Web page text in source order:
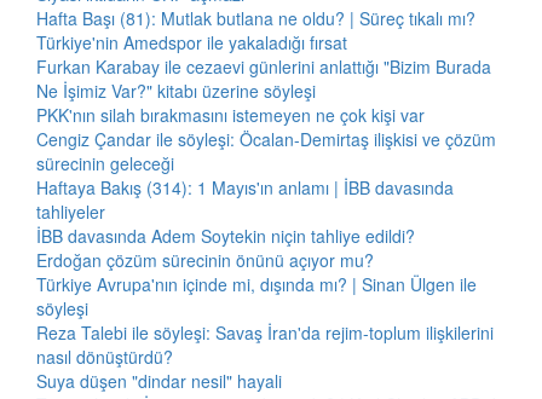
Hafta Başı (81): Mutlak butlana ne oldu? | Süreç tıkalı mı?
Türkiye'nin Amedspor ile yakaladığı fırsat
Furkan Karabay ile cezaevi günlerini anlattığı "Bizim Burada
Ne İşimiz Var?" kitabı üzerine söyleşi
PKK'nın silah bırakmasını istemeyen ne çok kişi var
Cengiz Çandar ile söyleşi: Öcalan-Demirtaş ilişkisi ve çözüm
sürecinin geleceği
Haftaya Bakış (314): 1 Mayıs'ın anlamı | İBB davasında
tahliyeler
İBB davasında Adem Soytekin niçin tahliye edildi?
Erdoğan çözüm sürecinin önünü açıyor mu?
Türkiye Avrupa'nın içinde mi, dışında mı? | Sinan Ülgen ile
söyleşi
Reza Talebi ile söyleşi: Savaş İran'da rejim-toplum ilişkilerini
nasıl dönüştürdü?
Suya düşen "dindar nesil" hayali